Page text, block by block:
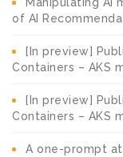
of AI
[In preview]
Containers – AKS
[In preview]
Containers – AKS
A one-prompt